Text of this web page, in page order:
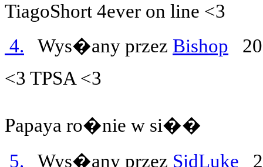
TiagoShort 4ever on line <3
4. Wys�any przez Bishop
<3 TPSA <3
Papaya ro�nie w si��
5. Wys�any przez SidLuke